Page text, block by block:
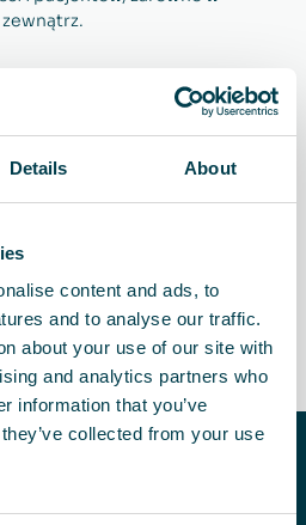
Details About
content and ads, to
and to analyse our traffic.
about your use of our site with
and analytics partners who
information that you’ve
collected from your use
Lepsza jakość leków
eksploatacja, rozwiązanie
dostarczane jako usługa